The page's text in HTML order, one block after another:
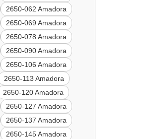
2650-062 Amadora
2650-069 Amadora
2650-078 Amadora
2650-090 Amadora
2650-106 Amadora
2650-113 Amadora
2650-120 Amadora
2650-127 Amadora
2650-137 Amadora
2650-145 Amadora